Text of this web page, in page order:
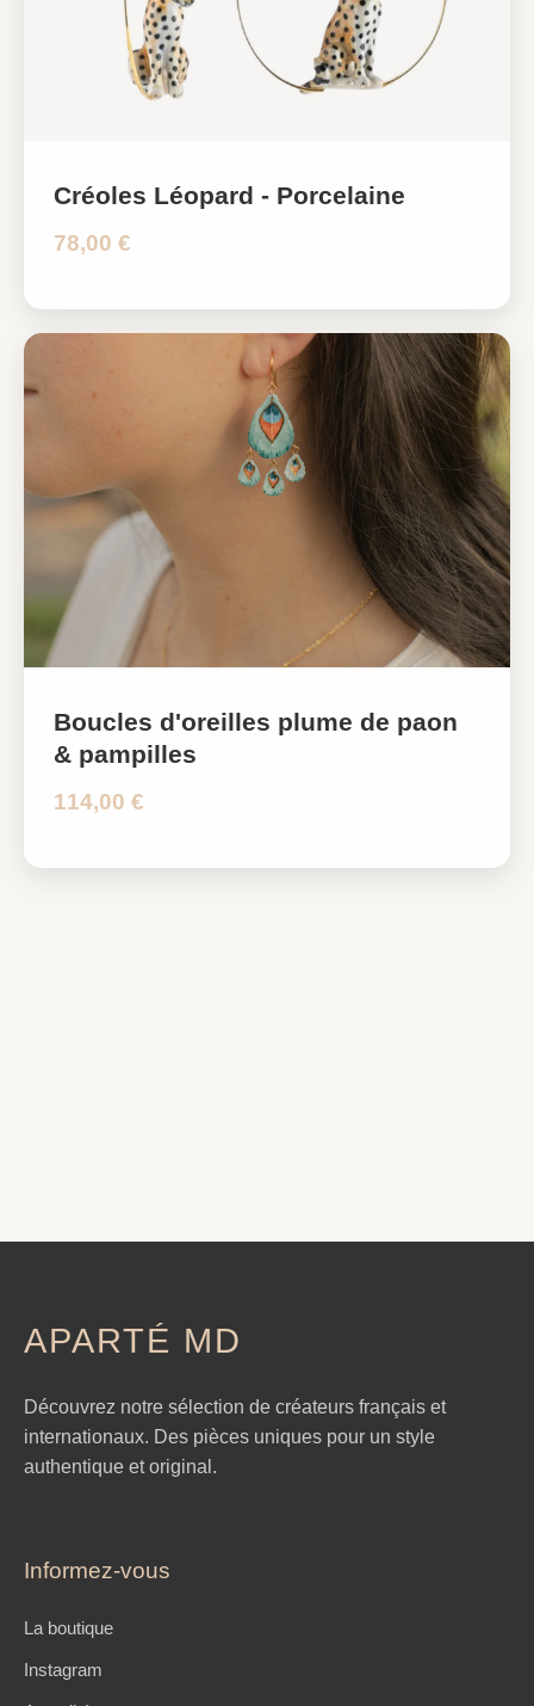
Créoles Léopard - Porcelaine
78,00 €
Boucles d'oreilles plume de paon
& pampilles
114,00 €
APARTÉ MD
Découvrez notre sélection de créateurs français et
internationaux. Des pièces uniques pour un style
authentique et original.
Informez-vous
La boutique
Instagram